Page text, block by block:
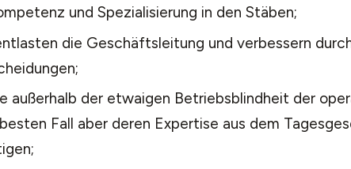
und Spezialisierung in den Stäben;
die Geschäftsleitung und verbessern
außerhalb der etwaigen Betriebsblindheit der
Fall aber deren Expertise aus dem